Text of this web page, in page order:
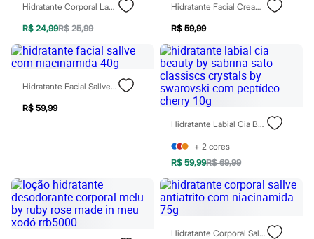
Sombras
Al Wataniah
Banderas
Beleza C&A
Boca Rosa
Bruna Tavares
Carolina Herrera
Fran by Franciny Ehlke
Océane
Payot
Rabanne
Real Techniques
Hidratante Corporal Labpop It Girl 150g
R$ 24,99R$ 25,99
Hidratante Facial Creamy Calming Cream 40g
R$ 59,99
Hidratante Facial Sallve Com Niacinamida 40g
R$ 59,99
Hidratante Labial Cia Beauty By Sabrina Sato Classiscs Crystals By Swarovski Com Peptídeo Cherry 10g
+ 2 cores
R$ 59,99R$ 69,99
Hidratante Corporal Sallve Antiatrito Com Niacinamida 75g